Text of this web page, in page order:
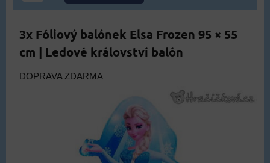
3x Fóliový balónek Elsa Frozen 95 × 55
cm | Ledové království balón
DOPRAVA ZDARMA